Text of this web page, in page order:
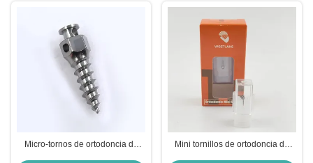
Micro-tornos de ortodoncia de
Mini tornillos de ortodoncia de